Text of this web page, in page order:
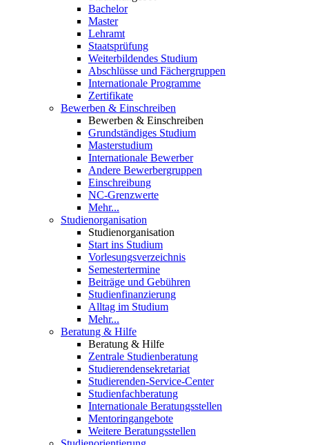
Bachelor
Master
Lehramt
Staatsprüfung
Weiterbildendes Studium
Abschlüsse und Fächergruppen
Internationale Programme
Zertifikate
Bewerben & Einschreiben
Bewerben & Einschreiben
Grundständiges Studium
Masterstudium
Internationale Bewerber
Andere Bewerbergruppen
Einschreibung
NC-Grenzwerte
Mehr...
Studienorganisation
Studienorganisation
Start ins Studium
Vorlesungsverzeichnis
Semestertermine
Beiträge und Gebühren
Studienfinanzierung
Alltag im Studium
Mehr...
Beratung & Hilfe
Beratung & Hilfe
Zentrale Studienberatung
Studierendensekretariat
Studierenden-Service-Center
Studienfachberatung
Internationale Beratungsstellen
Mentoringangebote
Weitere Beratungsstellen